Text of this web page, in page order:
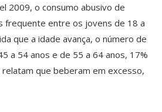
2009, o consumo abusivo de
frequente entre os jovens de 18 a
que a idade avança, o número de
a 54 anos e de 55 a 64 anos, 17%
que beberam em excesso,